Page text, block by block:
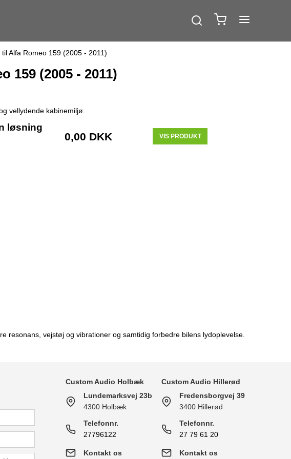
Alfa Romeo 159 (2005 - 2011)
159 (2005 - 2011)
vellydende kabinemiljø.
løsning
0,00 DKK VIS PRODUKT
vejstøj og vibrationer og samtidig forbedre bilens lydoplevelse.
Custom Audio Holbæk
Lundemarksvej 23b
4300 Holbæk
Telefonnr.
27796122
Kontakt os
Custom Audio Hillerød
Fredensborgvej 39
3400 Hillerød
Telefonnr.
27 79 61 20
Kontakt os